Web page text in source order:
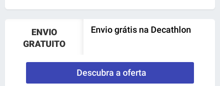
ENVIO
GRATUITO
Envio grátis na Decathlon
Descubra a oferta